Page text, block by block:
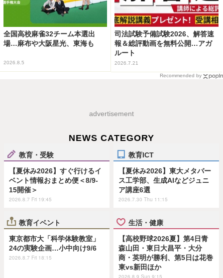
全国高校麻雀32チーム本選出
場…麻布や大阪星光、東海も
2026.8.5
司法試験予備試験2026、解答速
報＆総評動画を無料公開…アガ
ルート
2026.7.21
Recommended by
advertisement
NEWS CATEGORY
教育・受験
【夏休み2026】すぐ行けるイ
ベント情報おまとめ便＜8/9-
15開催＞
2026.8.7 Fri 19:45
教育ICT
【夏休み2026】東大メタバー
ス工学部、生成AIなどジュニ
ア講座6選
2026.7.30 Thu 11:15
教育イベント
東京都市大「科学体験教室」
24の実験企画…小中向け9/6
2026.8.7 Fri 18:15
生活・健康
【高校野球2026夏】第4日青
森山田・東日大昌平・大分
商・英明が勝利、第5日は花巻
東vs新田ほか
2026.8.9 Sun 9:15